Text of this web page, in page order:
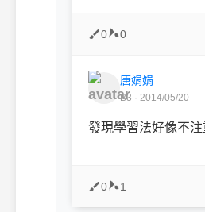
0 0
唐娟娟
B3 · 2014/05/20
發現學習法好像不注
0 1